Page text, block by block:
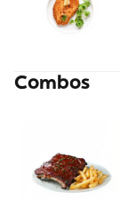
Combos